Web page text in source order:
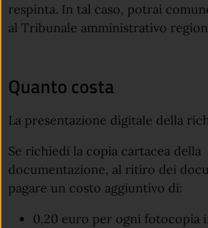
respinta. In tal caso, potrai
al Tribunale amministrativo
Quanto costa
La presentazione digitale della
Se richiedi la copia cartacea della
documentazione, al ritiro dei
pagare un costo aggiuntivo di:
0,20 euro per ogni fotocopia